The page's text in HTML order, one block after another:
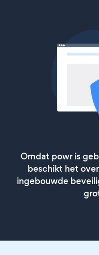
Omdat powr is
beschikt het
ingebouwde